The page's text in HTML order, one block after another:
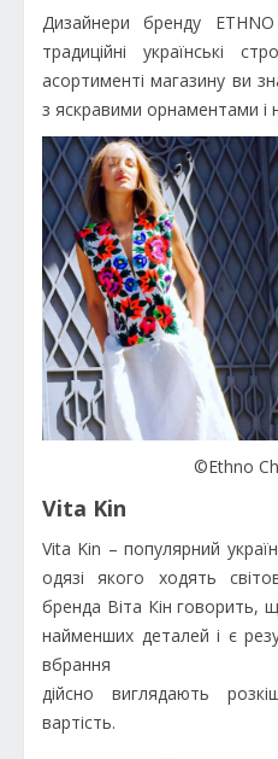
Дизайнери бренду
традиційні українські
асортименті магазину ви
з яскравими орнаментами і
©Ethno
Vita Kin
Vita Kin – популярний
одязі якого ходять
бренда Віта Кін говорить,
найменших деталей і є
вбрання
дійсно виглядають
вартість.